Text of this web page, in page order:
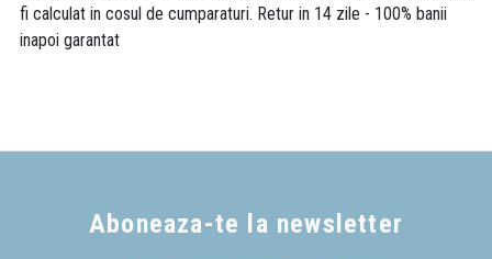
fi calculat in cosul de cumparaturi. Retur in 14 zile - 100% banii
inapoi garantat
Aboneaza-te la newsletter